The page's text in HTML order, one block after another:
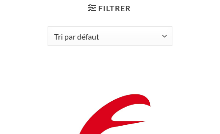
FILTRER